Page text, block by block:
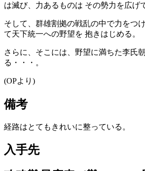
は滅び、力あるものは その勢力を広げ
そして、群雄割拠の戦乱の中で力をつ
て天下統一への野望を 抱きはじめる。
さらに、そこには、野望に満ちた李氏
る・・・。
(OPより)
備考
経路はとてもきれいに整っている。
入手先